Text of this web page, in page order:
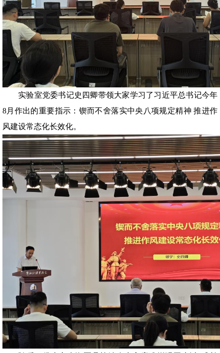
实验室党委书记史四卿带领大家学习了习近平总书记今年
8月作出的重要指示： 锲而不舍落实中央八项规定精神 推进作
风建设常态化长效化。